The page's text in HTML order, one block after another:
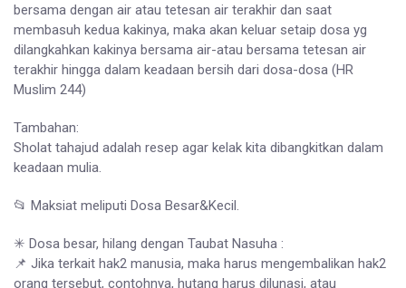
bersama dengan air atau tetesan air terakhir dan saat
membasuh kedua kakinya, maka akan keluar setaip dosa yg
dilangkahkan kakinya bersama air-atau bersama tetesan air
terakhir hingga dalam keadaan bersih dari dosa-dosa (HR
Muslim 244)
Tambahan:
Sholat tahajud adalah resep agar kelak kita dibangkitkan dalam
keadaan mulia.
📂 Maksiat meliputi Dosa Besar&Kecil.
✳ Dosa besar, hilang dengan Taubat Nasuha :
📌 Jika terkait hak2 manusia, maka harus mengembalikan hak2
orang tersebut, contohnya, hutang harus dilunasi, atau